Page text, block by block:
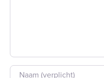
Naam